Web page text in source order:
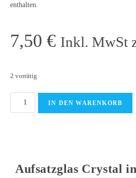
enthalten.
7,50 € Inkl. MwSt
2 vorrätig
IN DEN WARENKORB
Aufsatzglas Crystal